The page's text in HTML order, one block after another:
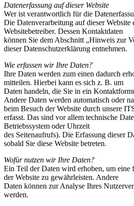
Datenerfassung auf dieser Website
Wer ist verantwortlich für die
Die Datenverarbeitung auf dieser Website
Websitebetreiber. Dessen Kontaktdaten
können Sie dem Abschnitt „Hinweis zur
dieser Datenschutzerklärung entnehmen.
Wie erfassen wir Ihre Daten?
Ihre Daten werden zum einen dadurch
mitteilen. Hierbei kann es sich z. B. um
Daten handeln, die Sie in ein
Andere Daten werden automatisch oder
beim Besuch der Website durch unsere
erfasst. Das sind vor allem technische
Betriebssystem oder Uhrzeit
des Seitenaufrufs). Die Erfassung dieser
sobald Sie diese Website betreten.
Wofür nutzen wir Ihre Daten?
Ein Teil der Daten wird erhoben, um eine
der Website zu gewährleisten. Andere
Daten können zur Analyse Ihres
werden.